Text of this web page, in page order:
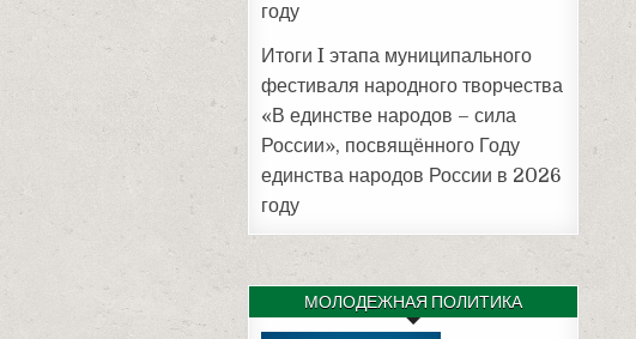
году
Итоги I этапа муниципального
фестиваля народного творчества
«В единстве народов – сила
России», посвящённого Году
единства народов России в 2026
году
МОЛОДЕЖНАЯ ПОЛИТИКА